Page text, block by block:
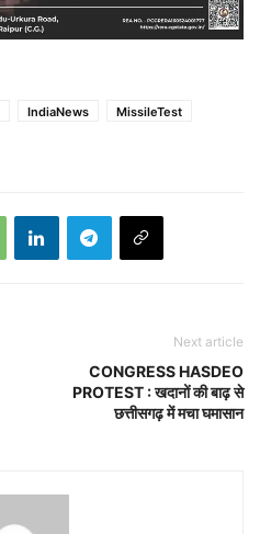
IndiaNews
MissileTest
Next article
CONGRESS HASDEO
PROTEST : खदानों की बाढ़ से
छत्तीसगढ़ में मचा घमासान